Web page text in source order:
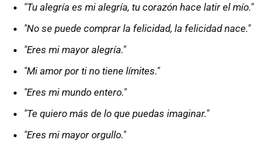
"Tu alegría es mi alegría, tu corazón hace latir el mío."
"No se puede comprar la felicidad, la felicidad nace."
"Eres mi mayor alegría."
"Mi amor por ti no tiene límites."
"Eres mi mundo entero."
"Te quiero más de lo que puedas imaginar."
"Eres mi mayor orgullo."